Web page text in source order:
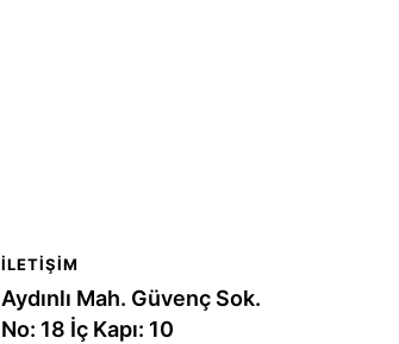
İLETIŞIM
Aydınlı Mah. Güvenç Sok.
No: 18 İç Kapı: 10